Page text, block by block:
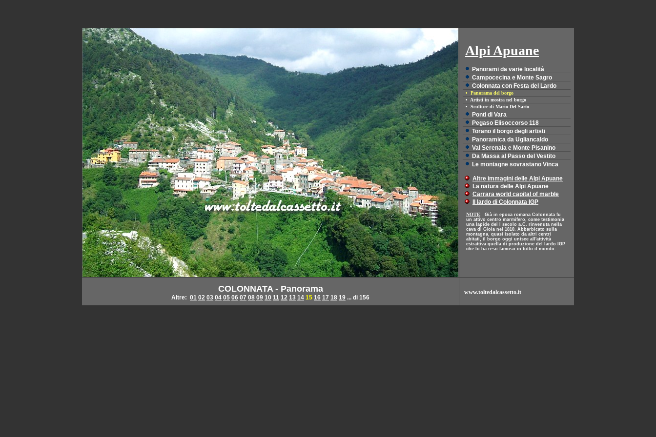
Alpi Apuane
Panorami da varie località
Campocecina e Monte Sagro
Colonnata con Festa del Lardo
• Panorama del borgo
• Artisti in mostra nel borgo
• Sculture di Mario Del Sarto
Ponti di Vara
Pegaso Elisoccorso 118
Torano il borgo degli artisti
Panoramica da Ugliancaldo
Val Serenaia e Monte Pisanino
Da Massa al Passo del Vestito
Le montagne sovrastano Vinca
Altre immagini delle Alpi Apuane
La natura delle Alpi Apuane
Carrara world capital of marble
Il lardo di Colonnata IGP
NOTE:
Già in epoca romana Colonnata fu
un attivo centro marmifero, come testimonia
una lapide del I secolo a.C. rinvenuta nella
cava di Gioia nel 1810. Abbarbicato sulla
montagna, quasi isolato da altri centri
abitati, il borgo oggi unisce all'attività
estrattiva quella di produzione del lardo IGP
che lo ha reso famoso in tutto il mondo.
COLONNATA - Panorama
Altre: 01 02 03 04 05 06 07 08 09 10 11 12 13 14 15 16 17 18 19 ... di 156
www.toltedalcassetto.it